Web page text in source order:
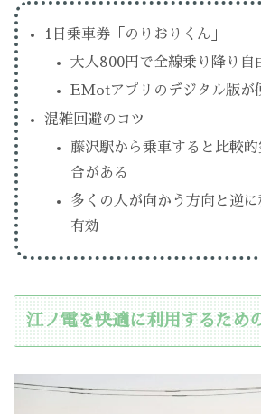
1日乗車券「のりおりくん」
大人800円で全線乗り降り自
EMotアプリのデジタル版が
混雑回避のコツ
藤沢駅から乗車すると比較
合がある
多くの人が向かう方向と逆
有効
江ノ電を快適に利用するため